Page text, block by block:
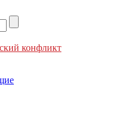
конфликт